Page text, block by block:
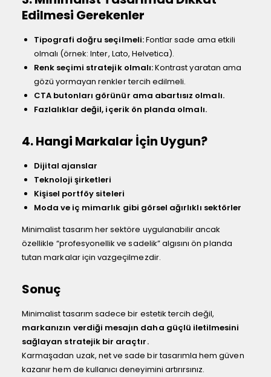
Edilmesi Gerekenler
Tipografi doğru seçilmeli:Fontlar sade ama etkili
olmalı (örnek: Inter, Lato, Helvetica).
Renk seçimi stratejik olmalı:Kontrast yaratan ama
gözü yormayan renkler tercih edilmeli.
CTA butonları görünür ama abartısız olmalı.
Fazlalıklar değil, içerik ön planda olmalı.
4. Hangi Markalar İçin Uygun?
Dijital ajanslar
Teknoloji şirketleri
Kişisel portföy siteleri
Moda ve iç mimarlık gibi görsel ağırlıklı sektörler
Minimalist tasarım her sektöre uygulanabilir ancak
özellikle “profesyonellik ve sadelik” algısını ön planda
tutan markalar için vazgeçilmezdir.
Sonuç
Minimalist tasarım sadece bir estetik tercih değil,
markanızın verdiği mesajın daha güçlü iletilmesini
sağlayan stratejik bir araçtır.
Karmaşadan uzak, net ve sade bir tasarımla hem güven
kazanır hem de kullanıcı deneyimini artırırsınız.